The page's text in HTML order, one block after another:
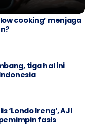
cooking’ menjaga
tiga hal ini
‘Londo Ireng’, AJI
fasis